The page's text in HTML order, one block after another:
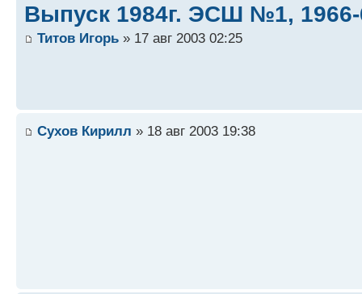
Выпуск 1984г. ЭСШ №1, 1966-
Титов Игорь » 17 авг 2003 02:25
Сухов Кирилл » 18 авг 2003 19:38